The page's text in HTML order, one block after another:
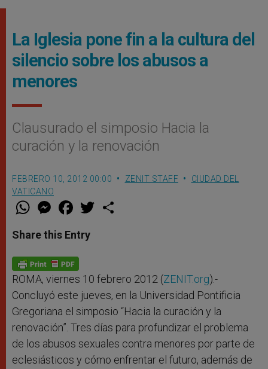
La Iglesia pone fin a la cultura del
silencio sobre los abusos a
menores
Clausurado el simposio Hacia la
curación y la renovación
FEBRERO 10, 2012 00:00 ZENIT STAFF
CIUDAD DEL
VATICANO
W
t
s
p
p
M
e
s
e
g
e
r
F
a
e
b
o
k
w
Share this Entry
ROMA, viernes 10 febrero 2012 (ZENIT.org).-
Concluyó este jueves, en la Universidad Pontificia
Gregoriana el simposio “Hacia la curación y la
renovación”. Tres días para profundizar el problema
de los abusos sexuales contra menores por parte de
eclesiásticos y cómo enfrentar el futuro, además de